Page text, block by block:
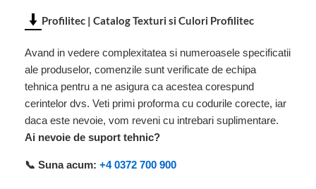
Profilitec | Catalog Texturi si Culori Profilitec
Avand in vedere complexitatea si numeroasele specificatii
ale produselor, comenzile sunt verificate de echipa
tehnica pentru a ne asigura ca acestea corespund
cerintelor dvs. Veti primi proforma cu codurile corecte, iar
daca este nevoie, vom reveni cu intrebari suplimentare.
Ai nevoie de suport tehnic?
📞 Suna acum: +4 0372 700 900